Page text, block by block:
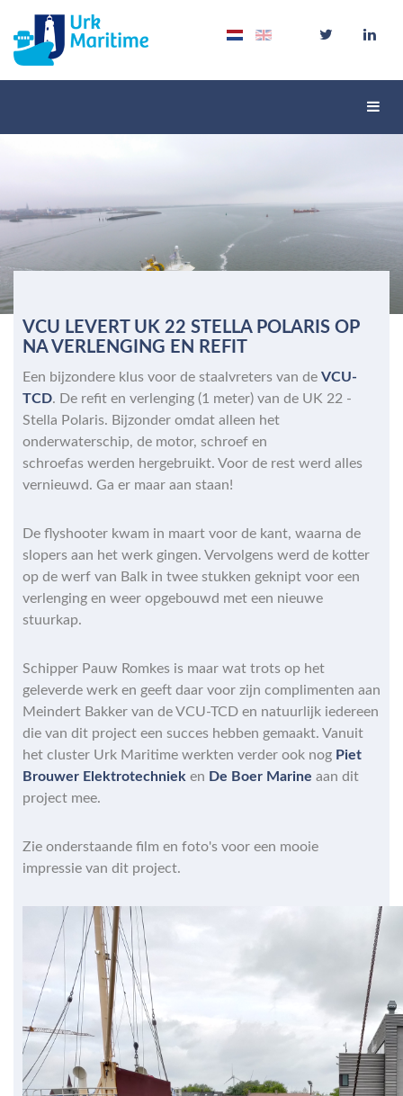
VCU LEVERT UK 22 STELLA POLARIS OP
NA VERLENGING EN REFIT
Een bijzondere klus voor de staalvreters van de VCU-
TCD. De refit en verlenging (1 meter) van de UK 22 -
Stella Polaris. Bijzonder omdat alleen het
onderwaterschip, de motor, schroef en
schroefas werden hergebruikt. Voor de rest werd alles
vernieuwd. Ga er maar aan staan!
De flyshooter kwam in maart voor de kant, waarna de
slopers aan het werk gingen. Vervolgens werd de kotter
op de werf van Balk in twee stukken geknipt voor een
verlenging en weer opgebouwd met een nieuwe
stuurkap.
Schipper Pauw Romkes is maar wat trots op het
geleverde werk en geeft daar voor zijn complimenten aan
Meindert Bakker van de VCU-TCD en natuurlijk iedereen
die van dit project een succes hebben gemaakt. Vanuit
het cluster Urk Maritime werkten verder ook nog Piet
Brouwer Elektrotechniek en De Boer Marine aan dit
project mee.
Zie onderstaande film en foto's voor een mooie
impressie van dit project.